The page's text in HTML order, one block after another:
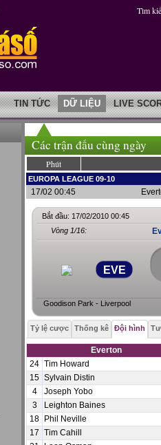
Tìm
TIN TỨC DỮ LIỆU LIVE
Các trận đấu cùng ngày
Phút
EUROPA LEAGUE 09-10
17/02 00:45
Bắt đầu: 17/02/2010 00:45
Vòng 1/16:
EVE
Goodison Park - Liverpool
Tỷ lệ cược Thống kê Đội hình
Everton
24 Tim Howard
15 Sylvain Distin
4
Joseph Yobo
3
Leighton Baines
18
Phil Neville
17 Tim Cahill